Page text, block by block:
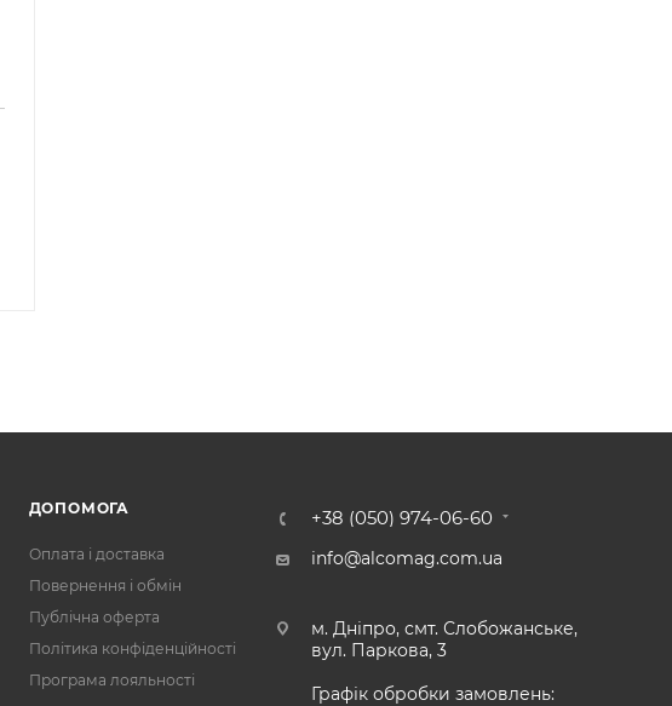
ДОПОМОГА
Оплата і доставка
Повернення і обмін
Публічна оферта
Політика конфіденційності
Програма лояльності
+38 (050) 974-06-60
info@alcomag.com.ua
м. Дніпро, смт. Слобожанське,
вул. Паркова, 3
Графік обробки замовлень: